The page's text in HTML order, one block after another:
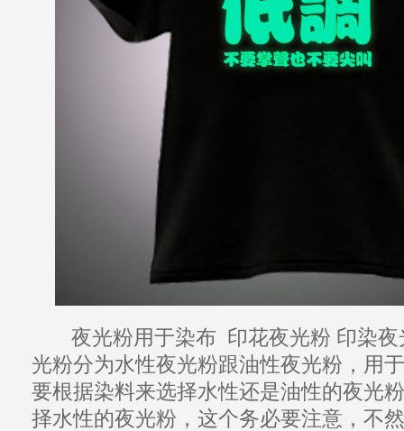
夜光粉用于染布 印花夜光粉 印染夜
光粉分为水性夜光粉跟油性夜光粉 ，用
要根据染料来选择水性还是油性的夜光粉
择水性的夜光粉 ，这个务必要注意，不